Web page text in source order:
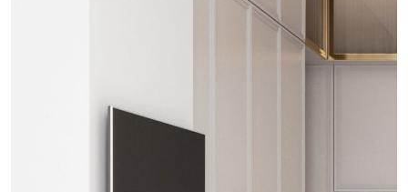
8 (495) 109-
проект